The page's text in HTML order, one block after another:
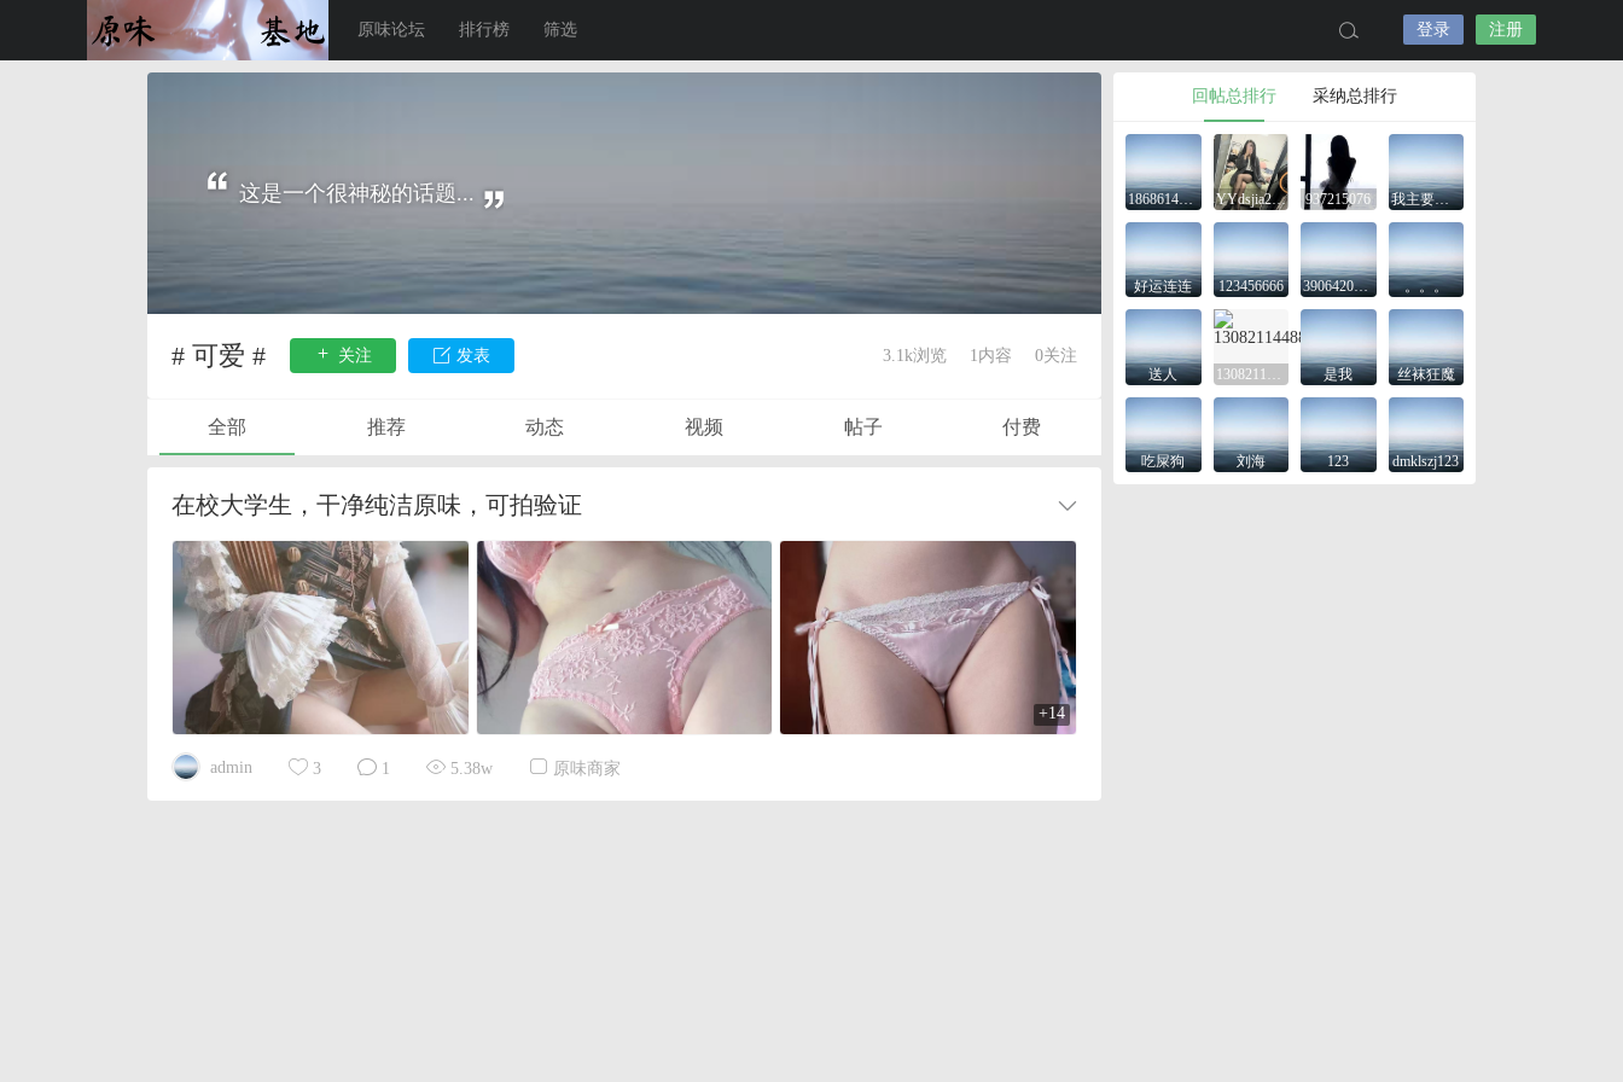
原味论坛 排行榜 筛选 登录 注册
回帖总排行 采纳总排行
18686143645 YYdsjia2425 937215076 我主要是想看看
好运连连 123456666 3906420743 。。。
送人 是我 丝袜狂魔
吃屎狗 刘海 123 dmklszj123
这是一个很神秘的话题...
# 可爱 # 关注 发表 3.1k浏览 1内容 0关注
全部 推荐 动态 视频 帖子 付费
在校大学生，干净纯洁原味，可拍验证
+14
admin 3 1 5.38w 原味商家